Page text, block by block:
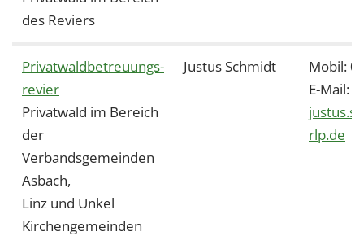
des Reviers
Privatwaldbetreuungs-
revier
Privatwald im Bereich
der
Verbandsgemeinden
Asbach,
Linz und Unkel
Kirchengemeinden
Justus Schmidt
Mobil:
E-Mail:
rlp.de